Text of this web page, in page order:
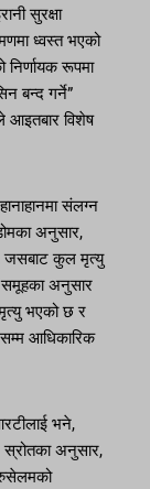
सुरक्षा
ध्वस्त भएको
रूपमा
बन्द गर्ने”
आइतबार विशेष
संलग्न
अनुसार,
जसबाट कुल मृत्यु
समूहका अनुसार
भएको छ र
आधिकारिक
भने,
अनुसार,